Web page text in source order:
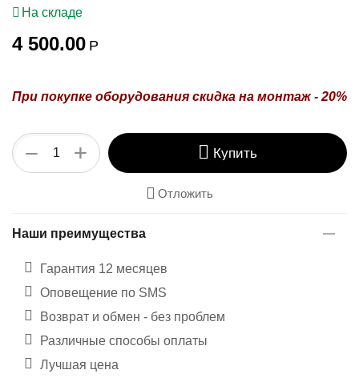
На складе
4 500.00 Р
При покупке оборудования скидка на монтаж - 20%
+
− Купить
Отложить
Наши преимущества
Гарантия 12 месяцев
Оповещение по SMS
Возврат и обмен - без проблем
Различные способы оплаты
Лучшая цена